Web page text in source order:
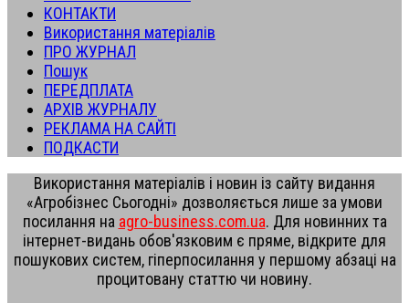
КОНТАКТИ
Використання матеріалів
ПРО ЖУРНАЛ
Пошук
ПЕРЕДПЛАТА
АРХІВ ЖУРНАЛУ
РЕКЛАМА НА САЙТІ
ПОДКАСТИ
Використання матеріалів і новин із сайту видання
«Агробізнес Сьогодні» дозволяється лише за умови
посилання на agro-business.com.ua. Для новинних та
інтернет-видань обов'язковим є пряме, відкрите для
пошукових систем, гіперпосилання у першому абзаці на
процитовану статтю чи новину.